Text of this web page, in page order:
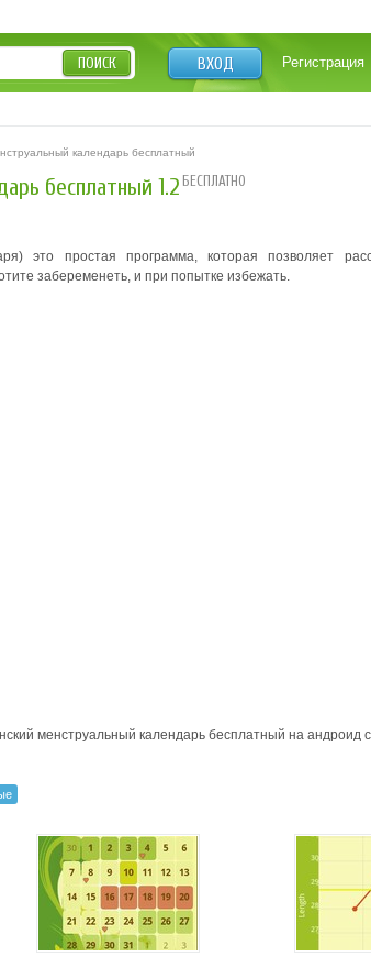
ВХОД Регистрация
ПОИСК
календарь бесплатный
бесплатный 1.2 БЕСПЛАТНО
это простая программа, которая позволяет
забеременеть, и при попытке избежать.
менструальный календарь бесплатный на андроид